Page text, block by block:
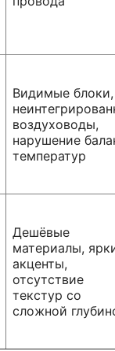
Видимые блоки,
воздуховоды,
нарушение
температур
Дешёвые
материалы,
акценты,
отсутствие
текстур со
сложной